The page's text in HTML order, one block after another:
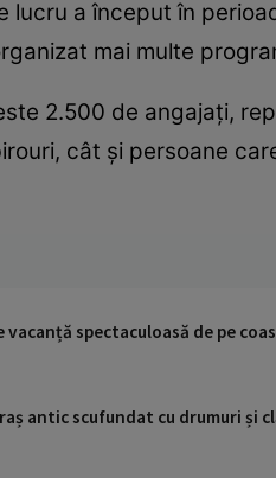
lucru a început în
mai multe
2.500 de angajați,
cât și persoane
vacanță spectaculoasă de pe
antic scufundat cu drumuri și